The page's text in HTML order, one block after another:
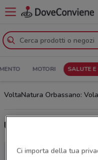
MOTORI SALUTE E
VoltaNatura Orbassano:
Ultime offerte del
Ci importa della tua